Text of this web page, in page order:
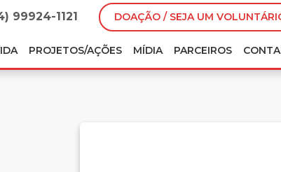
99924-1121
DOAÇÃO / SEJA UM
PROJETOS/AÇÕES MÍDIA PARCEIROS